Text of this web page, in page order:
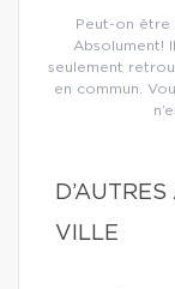
Peut-on être
Absolument!
seulement
en commun.
VILLE